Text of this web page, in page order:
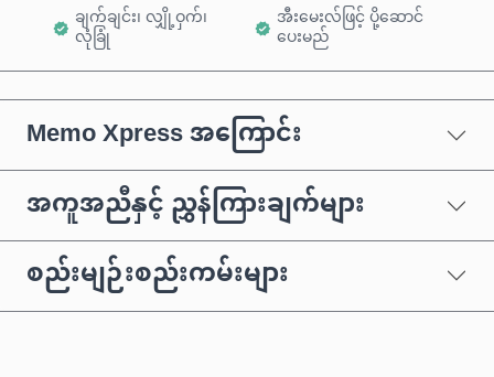
ချက်ချင်း၊ လျှို့ဝှက်၊
လုံခြုံ
အီးမေးလ်ဖြင့် ပို့ဆောင်
ပေးမည်
Memo Xpress အကြောင်း
အကူအညီနှင့် ညွှန်ကြားချက်များ
စည်းမျဉ်းစည်းကမ်းများ